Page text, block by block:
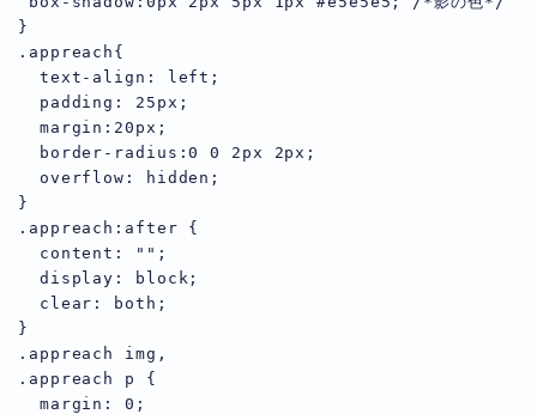
}
.appreach{
  text-align: left;
  padding: 25px;
  margin:20px;
  border-radius:0 0 2px 2px;
  overflow: hidden;
}
.appreach:after {
  content: "";
  display: block;
  clear: both;
}
.appreach img,
.appreach p {
  margin: 0;